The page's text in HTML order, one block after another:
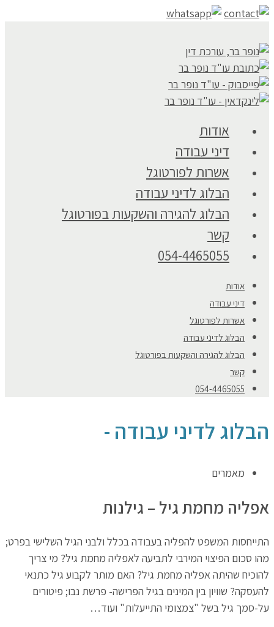
אודות
דיני עבודה
אשרות לפורטוגל
הבלוג לדיני עבודה
הבלוג להגירה והשקעות בפורטוגל
קשר
054-4465055
אודות
דיני עבודה
אשרות לפורטוגל
הבלוג לדיני עבודה
הבלוג להגירה והשקעות בפורטוגל
קשר
054-4465055
הבלוג לדיני עבודה -
מאמרים
אפליה מחמת גיל – גילנות
התייחסות המשפט להפליה בעבודה בכלל ולבני הגיל השלישי בפרט;
מהו סכום הפיצוי המירבי לתביעה לאפליה מחמת גיל? מי צריך
להוכיח שהיתה אפליה מחמת גיל? האם מותר לקבוע גיל כתנאי
להעסקה? שוויון בין המינים בגיל הפרישה- פרשת נבו; פיטורים
על-סמך גיל בשל "צמצומי התייעלות" ועוד…